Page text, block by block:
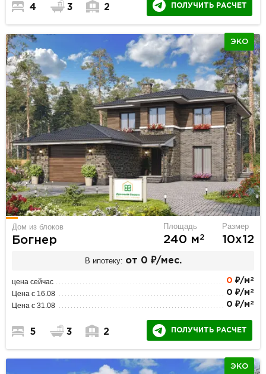
4 3 2 ПОЛУЧИТЬ РАСЧЕТ
ЭКО
Дом из блоков
Богнер
Площадь
240 м2
Размер
10х12
В ипотеку: от 0 ₽/мес.
цена сейчас 0 ₽/м 2
Цена с 16.08 0 ₽/м 2
Цена с 31.08 0 ₽/м 2
5 3 2 ПОЛУЧИТЬ РАСЧЕТ
ЭКО